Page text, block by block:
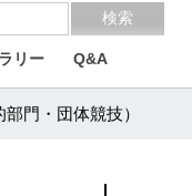
リー Q&A
門・団体競技）